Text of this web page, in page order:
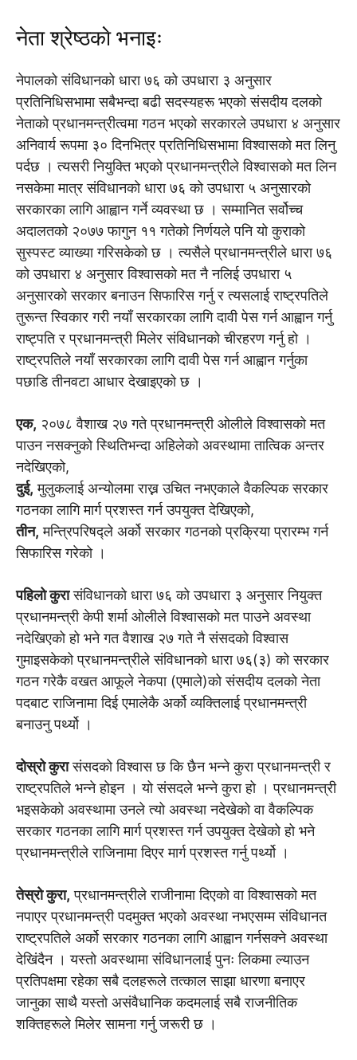
नेता श्रेष्ठकाे भनाइः
नेपालको संविधानको धारा ७६ को उपधारा ३ अनुसार
प्रतिनिधिसभामा सबैभन्दा बढी सदस्यहरू भएको संसदीय दलको
नेताको प्रधानमन्त्रीत्वमा गठन भएको सरकारले उपधारा ४ अनुसार
अनिवार्य रूपमा ३० दिनभित्र प्रतिनिधिसभामा विश्वासको मत लिनु
पर्दछ । त्यसरी नियुक्ति भएको प्रधानमन्त्रीले विश्वासको मत लिन
नसकेमा मात्र संविधानको धारा ७६ को उपधारा ५ अनुसारको
सरकारका लागि आह्वान गर्ने व्यवस्था छ । सम्मानित सर्वोच्च
अदालतको २०७७ फागुन ११ गतेको निर्णयले पनि यो कुराको
सुस्पस्ट व्याख्या गरिसकेको छ । त्यसैले प्रधानमन्त्रीले धारा ७६
को उपधारा ४ अनुसार विश्वासको मत नै नलिई उपधारा ५
अनुसारको सरकार बनाउन सिफारिस गर्नु र त्यसलाई राष्ट्रपतिले
तुरून्त स्विकार गरी नयाँ सरकारका लागि दावी पेस गर्न आह्वान गर्नु
राष्ट्पति र प्रधानमन्त्री मिलेर संविधानको चीरहरण गर्नु हो ।
राष्ट्रपतिले नयाँ सरकारका लागि दावी पेस गर्न आह्वान गर्नुका
पछाडि तीनवटा आधार देखाइएको छ ।
एक, २०७८ वैशाख २७ गते प्रधानमन्त्री ओलीले विश्वासको मत
पाउन नसक्नुको स्थितिभन्दा अहिलेको अवस्थामा तात्विक अन्तर
नदेखिएको,
दुई, मुलुकलाई अन्योलमा राख्न उचित नभएकाले वैकल्पिक सरकार
गठनका लागि मार्ग प्रशस्त गर्न उपयुक्त देखिएको,
तीन, मन्त्रिपरिषद्ले अर्को सरकार गठनको प्रक्रिया प्रारम्भ गर्न
सिफारिस गरेको ।
पहिलो कुरासंविधानको धारा ७६ को उपधारा ३ अनुसार नियुक्त
प्रधानमन्त्री केपी शर्मा ओलीले विश्वासको मत पाउने अवस्था
नदेखिएको हो भने गत वैशाख २७ गते नै संसदको विश्वास
गुमाइसकेको प्रधानमन्त्रीले संविधानको धारा ७६(३) को सरकार
गठन गरेकै वखत आफूले नेकपा (एमाले)को संसदीय दलको नेता
पदबाट राजिनामा दिई एमालेकै अर्को व्यक्तिलाई प्रधानमन्त्री
बनाउनु पर्थ्यो ।
दोस्रो कुरासंसदको विश्वास छ कि छैन भन्ने कुरा प्रधानमन्त्री र
राष्ट्रपतिले भन्ने होइन । यो संसदले भन्ने कुरा हो । प्रधानमन्त्री
भइसकेको अवस्थामा उनले त्यो अवस्था नदेखेको वा वैकल्पिक
सरकार गठनका लागि मार्ग प्रशस्त गर्न उपयुक्त देखेको हो भने
प्रधानमन्त्रीले राजिनामा दिएर मार्ग प्रशस्त गर्नु पर्थ्यो ।
तेस्रो कुरा, प्रधानमन्त्रीले राजीनामा दिएको वा विश्वासको मत
नपाएर प्रधानमन्त्री पदमुक्त भएको अवस्था नभएसम्म संविधानत
राष्ट्रपतिले अर्को सरकार गठनका लागि आह्वान गर्नसक्ने अवस्था
देखिंदैन । यस्तो अवस्थामा संविधानलाई पुनः लिकमा ल्याउन
प्रतिपक्षमा रहेका सबै दलहरूले तत्काल साझा धारणा बनाएर
जानुका साथै यस्तो असंवैधानिक कदमलाई सबै राजनीतिक
शक्तिहरूले मिलेर सामना गर्नु जरूरी छ ।